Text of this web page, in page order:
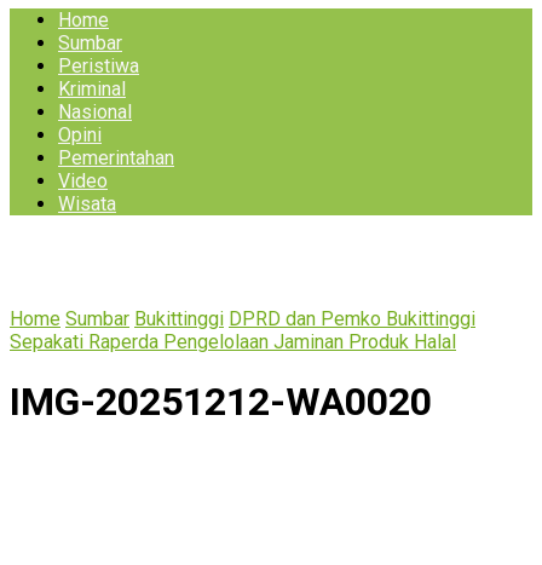
Home
Sumbar
Peristiwa
Kriminal
Nasional
Opini
Pemerintahan
Video
Wisata
Home Sumbar Bukittinggi DPRD dan Pemko Bukittinggi
Sepakati Raperda Pengelolaan Jaminan Produk Halal
IMG-20251212-WA0020